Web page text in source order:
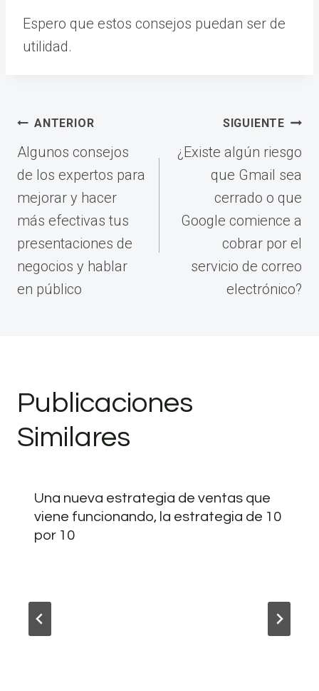
Espero que estos consejos puedan ser de
utilidad.
Navegación
de
entradas
ANTERIOR
Algunos consejos
de los expertos para
mejorar y hacer
más efectivas tus
presentaciones de
negocios y hablar
en público
SIGUIENTE
¿Existe algún riesgo
que Gmail sea
cerrado o que
Google comience a
cobrar por el
servicio de correo
electrónico?
Publicaciones
Similares
Una nueva estrategia de ventas que
viene funcionando, la estrategia de 10
por 10